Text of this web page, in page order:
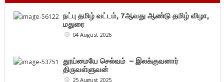
நட்பு தமிழ் வட்டம், 7ஆவது ஆண்டு தமிழ் விழா,
மதுரை
04 August 2026
தூய்மையே செல்வம் – இலக்குவனார்
திருவள்ளுவன்
25 August 2025